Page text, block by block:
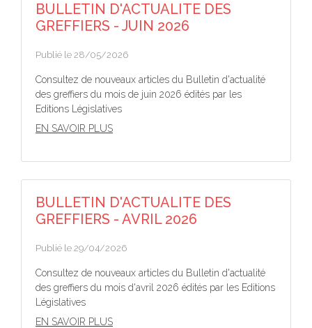
BULLETIN D'ACTUALITE DES
GREFFIERS - JUIN 2026
Publié le 28/05/2026
Consultez de nouveaux articles du Bulletin d'actualité
des greffiers du mois de juin 2026 édités par les
Editions Législatives
EN SAVOIR PLUS
BULLETIN D'ACTUALITE DES
GREFFIERS - AVRIL 2026
Publié le 29/04/2026
Consultez de nouveaux articles du Bulletin d'actualité
des greffiers du mois d'avril 2026 édités par les Editions
Législatives
EN SAVOIR PLUS